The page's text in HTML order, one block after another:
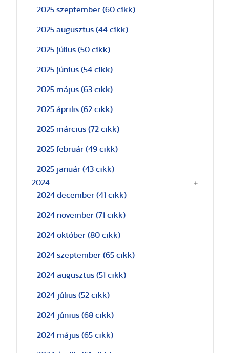
2025 szeptember (60 cikk)
2025 augusztus (44 cikk)
2025 július (50 cikk)
2025 június (54 cikk)
2025 május (63 cikk)
2025 április (62 cikk)
2025 március (72 cikk)
2025 február (49 cikk)
2025 január (43 cikk)
2024
2024 december (41 cikk)
2024 november (71 cikk)
2024 október (80 cikk)
2024 szeptember (65 cikk)
2024 augusztus (51 cikk)
2024 július (52 cikk)
2024 június (68 cikk)
2024 május (65 cikk)